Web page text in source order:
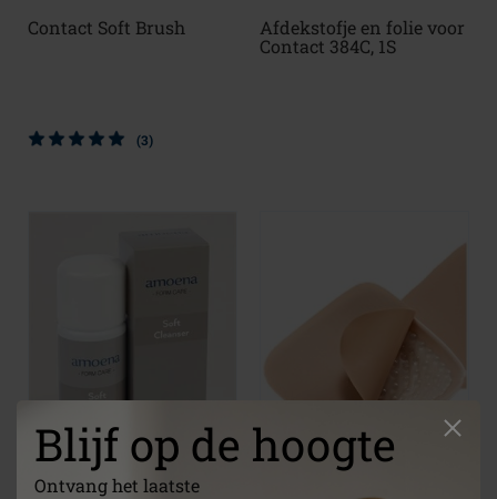
Blijf op de hoogte
Ontvang het laatste
Contact Soft Brush
(3)
Afdekstofje en folie voor
Contact 384C, 1S